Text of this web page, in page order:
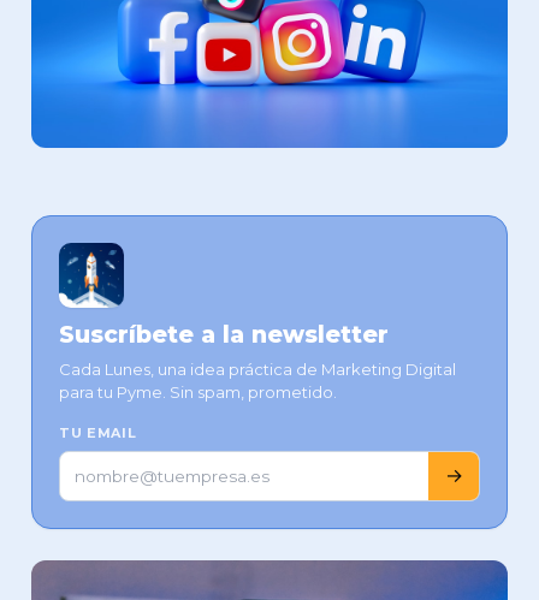
Suscríbete a la newsletter
Cada Lunes, una idea práctica de Marketing Digital
para tu Pyme. Sin spam, prometido.
TU EMAIL
→